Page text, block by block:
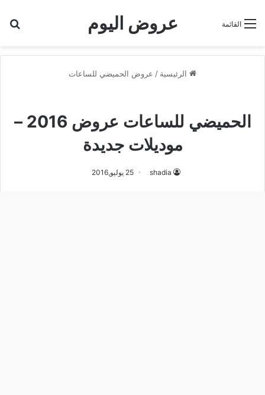
عروض اليوم القائمة
الرئيسية / عروض الحميضي للساعات
الحميضي للساعات عروض 2016 –
موديلات جديدة
shadia 25 يوليو,2016